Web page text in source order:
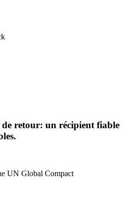
retour: un récipient fiable